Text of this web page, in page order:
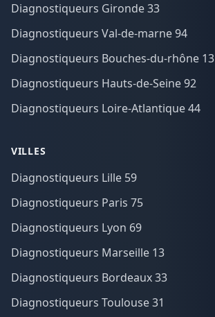
Diagnostiqueurs Gironde 33
Diagnostiqueurs Val-de-marne 94
Diagnostiqueurs Bouches-du-rhône 13
Diagnostiqueurs Hauts-de-Seine 92
Diagnostiqueurs Loire-Atlantique 44
VILLES
Diagnostiqueurs Lille 59
Diagnostiqueurs Paris 75
Diagnostiqueurs Lyon 69
Diagnostiqueurs Marseille 13
Diagnostiqueurs Bordeaux 33
Diagnostiqueurs Toulouse 31